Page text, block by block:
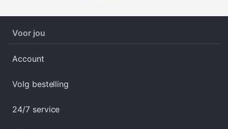
Voor jou
Account
Volg bestelling
24/7 service